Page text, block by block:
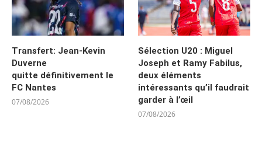
Transfert: Jean-Kevin
Duverne
quitte définitivement le
FC Nantes
07/08/2026
Sélection U20 : Miguel
Joseph et Ramy Fabilus,
deux éléments
intéressants qu’il faudrait
garder à l’œil
07/08/2026